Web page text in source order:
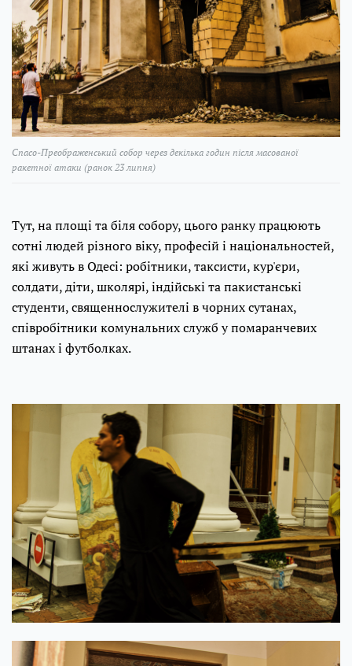
Спасо-Преображенський собор через декілька годин після масованої
ракетної атаки (ранок 23 липня)
Тут, на площі та біля собору, цього ранку працюють
сотні людей різного віку, професій і національностей,
які живуть в Одесі: робітники, таксисти, кур'єри,
солдати, діти, школярі, індійські та пакистанські
студенти, священнослужителі в чорних сутанах,
співробітники комунальних служб у помаранчевих
штанах і футболках.